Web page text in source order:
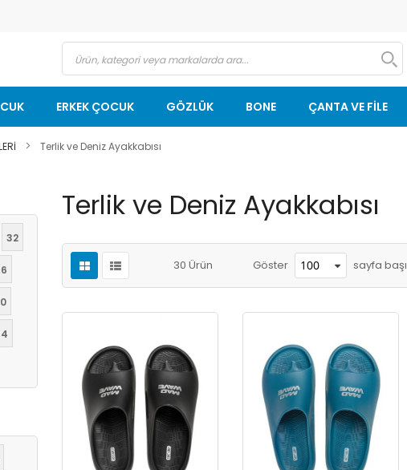
ERKEK ÇOCUK GÖZLÜK BONE ÇANTA VE FİLE
Terlik ve Deniz Ayakkabısı
Terlik ve Deniz Ayakkabısı
30 Ürün Göster sayfa başı
32